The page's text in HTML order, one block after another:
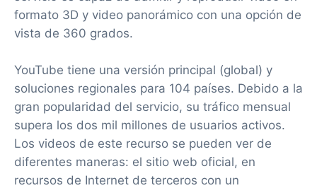
formato 3D y video panorámico con una opción de
vista de 360 grados.
YouTube tiene una versión principal (global) y
soluciones regionales para 104 países. Debido a la
gran popularidad del servicio, su tráfico mensual
supera los dos mil millones de usuarios activos.
Los videos de este recurso se pueden ver de
diferentes maneras: el sitio web oficial, en
recursos de Internet de terceros con un